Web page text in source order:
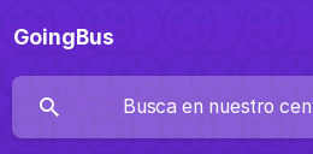
GoingBus